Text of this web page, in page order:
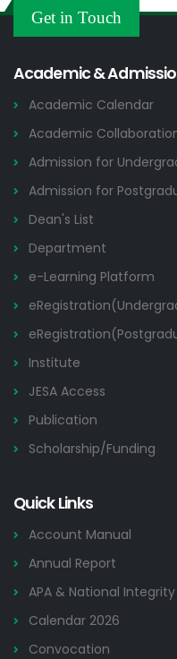
2026
Others
Get in Touch
Academic &
Academic Calendar
Academic
Admission for
Admission for
Dean's List
Department
e-Learning Platform
Institute
JESA Access
Publication
Scholarship/Funding
Quick Links
Account Manual
Annual Report
APA & National
Calendar 2026
Convocation